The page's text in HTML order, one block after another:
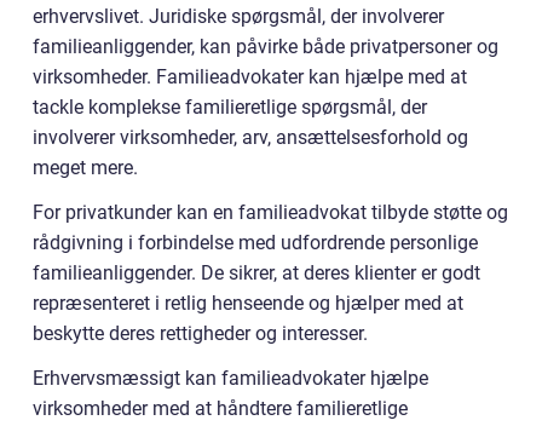
erhvervslivet. Juridiske spørgsmål, der involverer
familieanliggender, kan påvirke både privatpersoner og
virksomheder. Familieadvokater kan hjælpe med at
tackle komplekse familieretlige spørgsmål, der
involverer virksomheder, arv, ansættelsesforhold og
meget mere.
For privatkunder kan en familieadvokat tilbyde støtte og
rådgivning i forbindelse med udfordrende personlige
familieanliggender. De sikrer, at deres klienter er godt
repræsenteret i retlig henseende og hjælper med at
beskytte deres rettigheder og interesser.
Erhvervsmæssigt kan familieadvokater hjælpe
virksomheder med at håndtere familieretlige